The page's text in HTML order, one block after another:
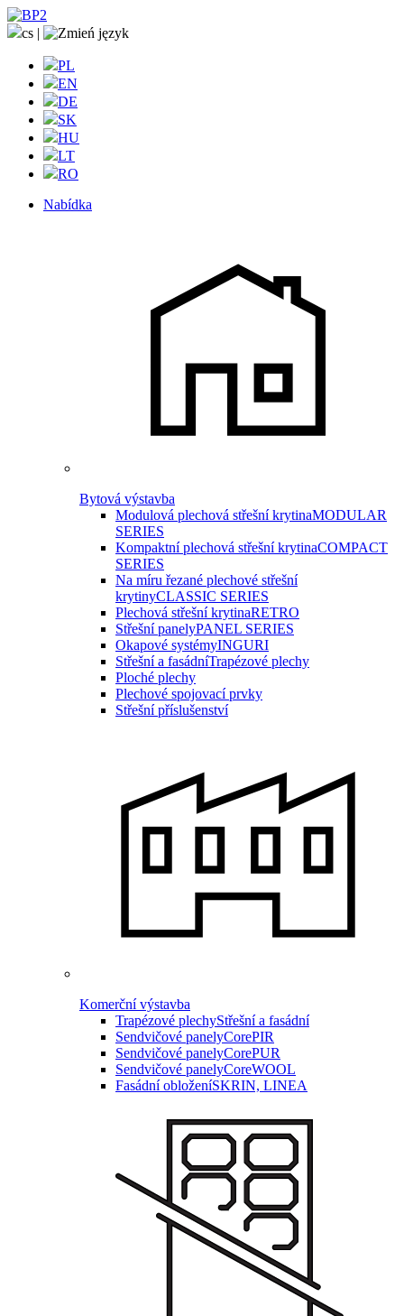
cs |
PL
EN
DE
SK
HU
LT
RO
Nabídka
Bytová výstavba
Modulová plechová střešní krytinaMODULAR
SERIES
Kompaktní plechová střešní krytinaCOMPACT
SERIES
Na míru řezané plechové střešní
krytinyCLASSIC SERIES
Plechová střešní krytinaRETRO
Střešní panelyPANEL SERIES
Okapové systémyINGURI
Střešní a fasádníTrapézové plechy
Ploché plechy
Plechové spojovací prvky
Střešní příslušenství
Komerční výstavba
Trapézové plechyStřešní a fasádní
Sendvičové panelyCorePIR
Sendvičové panelyCorePUR
Sendvičové panelyCoreWOOL
Fasádní obloženíSKRIN, LINEA